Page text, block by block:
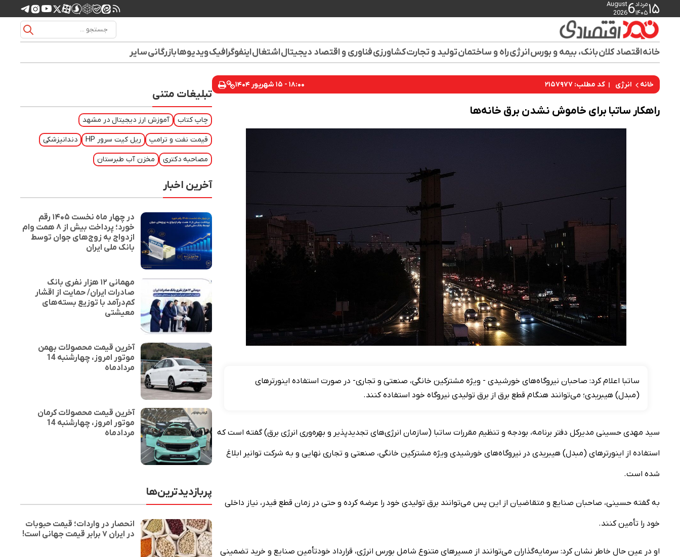
۱۵مرداد
۱۴۰۵6
August
2026
خانهاقتصاد کلانبانک، بیمه و بورسانرژیراه و ساختمانتولید و تجارتکشاورزیفناوری و اقتصاد دیجیتالاشتغالاینفوگرافیکویدیوهابازرگانیسایر
خانه انرژی کد مطلب: ۲۱۵۷۹۷۷ ۱۸:۰۰ - ۱۵ شهریور ۱۴۰۴
راهکار ساتبا برای خاموش نشدن برق خانه‌ها
​ساتبا اعلام کرد: صاحبان نیروگاه‌های خورشیدی - ویژه مشترکین خانگی، صنعتی و تجاری- در صورت استفاده اینورترهای
(مبدل‌) هیبریدی؛ می‌توانند هنگام قطع برق از برق تولیدی نیروگاه خود استفاده کنند.
سید مهدی حسینی مدیرکل دفتر برنامه، بودجه و تنظیم مقررات ساتبا (سازمان انرژی‌های تجدیدپذیر و بهره‌وری انرژی برق) گفته است که
استفاده از اینورترهای (مبدل‌) هیبریدی در نیروگاه‌های خورشیدی ویژه مشترکین خانگی، صنعتی و تجاری نهایی و به شرکت توانیر ابلاغ
شده است.
به گفته حسینی، صاحبان صنایع و متقاضیان از این پس می‌توانند برق تولیدی خود را عرضه کرده و حتی در زمان قطع فیدر، نیاز داخلی
خود را تأمین کنند.
او در عین حال خاطر نشان کرد: سرمایه‌گذاران می‌توانند از مسیرهای متنوع شامل بورس انرژی، قرارداد خودتأمین صنایع و خرید تضمینی
تبلیغات متنی
چاپ کتاب آموزش ارز دیجیتال در مشهد
قیمت نفت و ترامپ ریل کیت سرور HP دندانپزشکی
مصاحبه دکتری مخزن آب طبرستان
آخرین اخبار
در چهار ماه نخست ۱۴۰۵ رقم
خورد؛ پرداخت بیش از ۸ همت وام
ازدواج به زوج‌های جوان توسط
بانک ملی ایران
مهمانی ۱۲ هزار نفری بانک
صادرات ایران/ حمایت از اقشار
کم‌درآمد با توزیع بسته‌های
معیشتی
آخرین قیمت محصولات بهمن
موتور امروز، چهارشنبه 14
مردادماه
آخرین قیمت محصولات کرمان
موتور امروز، چهارشنبه 14
مردادماه
پربازدیدترین‌ها
انحصار در واردات؛ قیمت حبوبات
در ایران ۷ برابر قیمت جهانی است!